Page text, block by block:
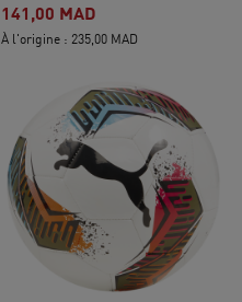
141,00 MAD
À l'origine : 235,00 MAD